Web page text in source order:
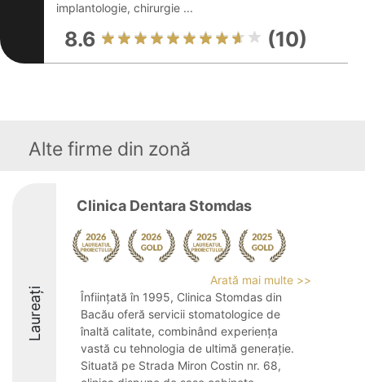
implantologie, chirurgie ...
8.6 (10)
Alte firme din zonă
Laureați
Clinica Dentara Stomdas
Arată mai multe >>
Înființată în 1995, Clinica Stomdas din
Bacău oferă servicii stomatologice de
înaltă calitate, combinând experiența
vastă cu tehnologia de ultimă generație.
Situată pe Strada Miron Costin nr. 68,